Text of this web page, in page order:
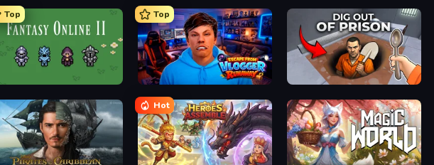
Top Top
Escape from Vlogger: Runaway Dig out of Prison
Hot